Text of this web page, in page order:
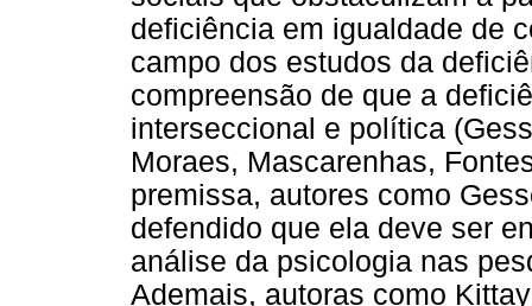
deficiência em igualdade de
campo dos estudos da
compreensão de que a
interseccional e política
Moraes, Mascarenhas,
premissa, autores como
defendido que ela deve ser
análise da psicologia nas
Ademais, autoras como